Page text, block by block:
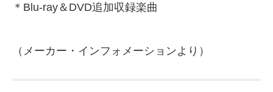
＊Blu-ray＆DVD追加収録楽曲
（メーカー・インフォメーションより）